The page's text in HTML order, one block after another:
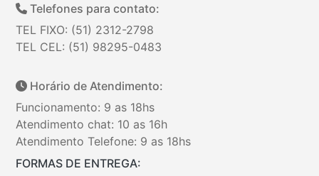
Telefones para contato:
TEL FIXO: (51) 2312-2798
TEL CEL: (51) 98295-0483
Horário de Atendimento:
Funcionamento: 9 as 18hs
Atendimento chat: 10 as 16h
Atendimento Telefone: 9 as 18hs
FORMAS DE ENTREGA: